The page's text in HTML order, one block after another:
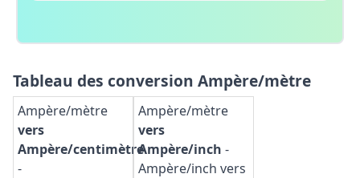
Tableau des conversion Ampère/mètre
Ampère/mètre
vers
Ampère/centimètre
-
Ampère/mètre
vers
Ampère/inch -
Ampère/inch vers